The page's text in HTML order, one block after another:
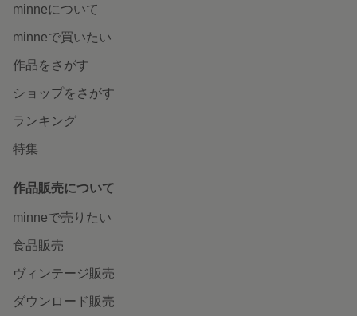
minneについて
minneで買いたい
作品をさがす
ショップをさがす
ランキング
特集
作品販売について
minneで売りたい
食品販売
ヴィンテージ販売
ダウンロード販売